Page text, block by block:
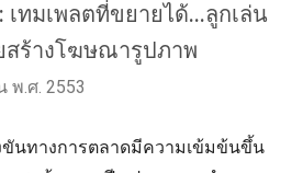
เทมเพลตที่ขยายได้...ลูกเล่น
สร้างโฆษณารูปภาพ
พ.ศ. 2553
ขันทางการตลาดมีความเข้มข้นขึ้น